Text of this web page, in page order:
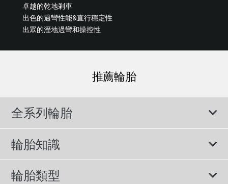
卓越的乾地剎車
出色的過彎性能&直行穩定性
出眾的溼地過彎和操控性
推薦輪胎
全系列輪胎
輪胎知識
輪胎說明書
輪胎類型